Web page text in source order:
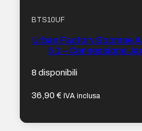
BTS10UF
Urban Factory Boomee
5.1 – Connessione
8 disponibili
36,90€ IVA inclusa